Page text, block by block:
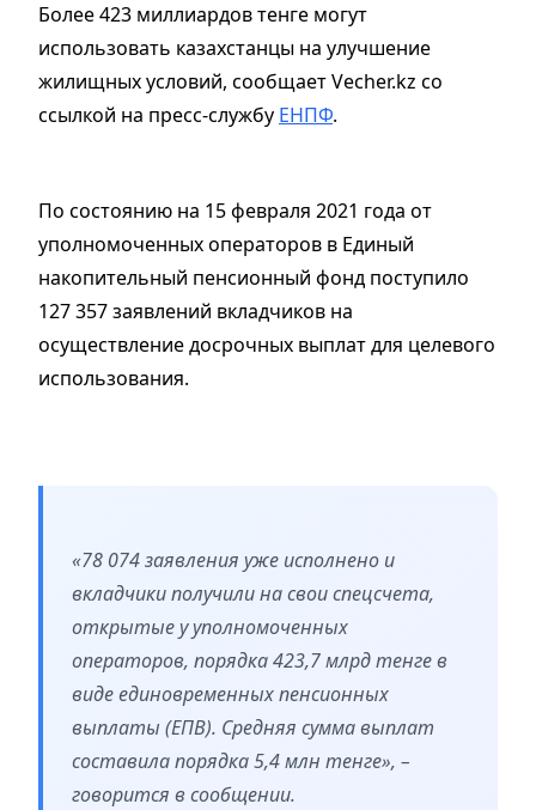
Более 423 миллиардов тенге могут
использовать казахстанцы на улучшение
жилищных условий, сообщает Vecher.kz со
ссылкой на пресс-службу ЕНПФ.
По состоянию на 15 февраля 2021 года от
уполномоченных операторов в Единый
накопительный пенсионный фонд поступило
127 357 заявлений вкладчиков на
осуществление досрочных выплат для целевого
использования.
«78 074 заявления уже исполнено и
вкладчики получили на свои спецсчета,
открытые у уполномоченных
операторов, порядка 423,7 млрд тенге в
виде единовременных пенсионных
выплаты (ЕПВ). Средняя сумма выплат
составила порядка 5,4 млн тенге», –
говорится в сообщении.